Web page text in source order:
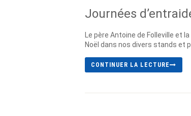
Journées
Le père Antoine de Folleville
Noël dans nos divers stands et
CONTINUER LA LECTURE